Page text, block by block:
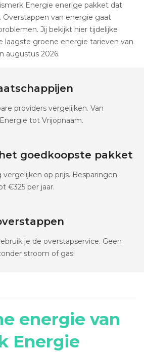
Energie enerige pakket dat
Overstappen van energie gaat
Jij bekijkt hier tijdelijke
laagste groene energie tarieven van
augustus 2026.
providers vergelijken. Van
tot Vrijopnaam.
goedkoopste pakket
vergelijken op prijs. Besparingen
€325 per jaar.
je de overstapservice. Geen
stroom of gas!
energie van
Energie